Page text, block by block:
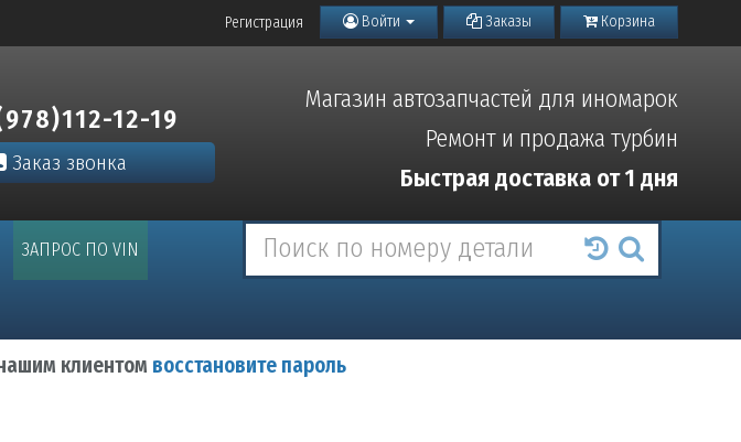
Регистрация Войти Заказы Корзина
12-19
Заказ звонка
Магазин автозапчастей для иномарок
Ремонт и продажа турбин
Быстрая доставка от 1 дня
ЗАПРОС ПО VIN
клиентом восстановите пароль